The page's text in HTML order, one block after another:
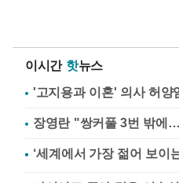
이시간 핫뉴스
'고지용과 이혼' 의사 허양
장영란 "쌍커풀 3번 밖에